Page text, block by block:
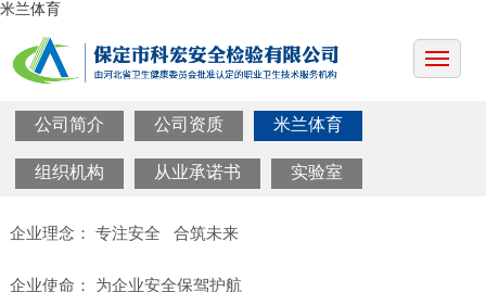
米兰体育
公司简介 公司资质 米兰体育
组织机构 从业承诺书 实验室
企业理念： 专注安全 合筑未来
企业使命： 为企业安全保驾护航